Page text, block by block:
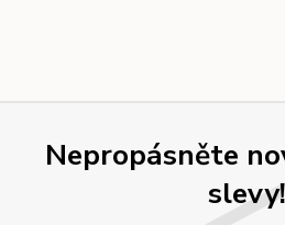
Nepropásněte
slevy!